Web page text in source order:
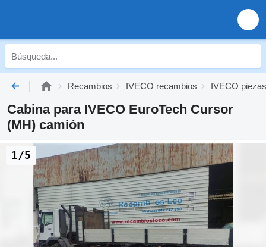
Recambios IVECO recambios IVECO
Cabina para IVECO EuroTech Cursor
(MH) camión
1/5